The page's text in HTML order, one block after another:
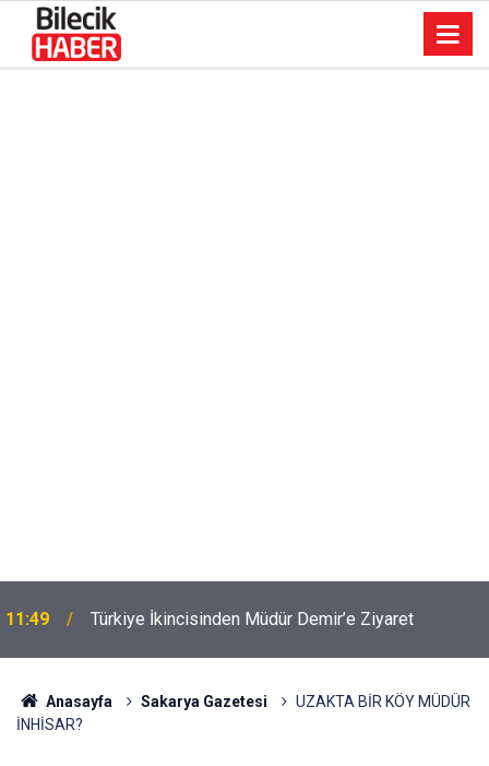
11:49 Türkiye İkincisinden Müdür Demir’e Ziyaret
Anasayfa Sakarya Gazetesi
UZAKTA BİR KÖY MÜDÜR
İNHİSAR?